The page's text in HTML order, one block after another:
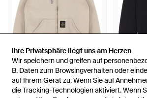
Ihre Privatsphäre liegt uns am Herzen
Wir speichern und greifen auf
B. Daten zum Browsingverhalten oder
auf Ihrem Gerät zu. Wenn Sie auf
die Tracking-Technologien aktiviert. Wenn
Ihre Privatsphäre liegt uns am Herzen
Wir speichern und greifen auf
B. Daten zum Browsingverhalten oder
auf Ihrem Gerät zu. Wenn Sie auf
die Tracking-Technologien aktiviert. Wenn
218,50 €170 €
Refrigiwear
Gepolsterte Astro Jacke Mit
123,50 €